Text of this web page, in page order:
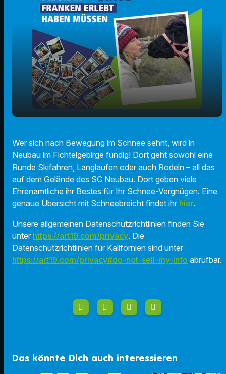
play_arrow
00:00 02:41
Wer sich nach Bewegung im Schnee sehnt, wird in
Neubau im Fichtelgebirge fündig! Dort geht sowohl eine
Runde Skifahren, Langlaufen oder auch Rodeln – all das
auf dem Gelände des SC Neubau. Dort geben viele
Ehrenamtliche ihr Bestes für Ihr Schnee-Vergnügen. Eine
genaue Übersicht mit Schneebreicht findet ihr hier.
Unsere allgemeinen Datenschutzrichtlinien finden Sie
unter https://art19.com/privacy. Die
Datenschutzrichtlinien für Kalifornien sind unter
https://art19.com/privacy#do-not-sell-my-info abrufbar.
Das könnte Dich auch interessieren